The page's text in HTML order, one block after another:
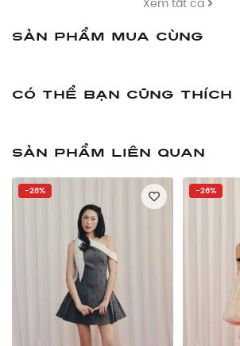
Xem tất cả
Sản phẩm mua cùng
Có thể bạn cũng thích
Sản phẩm liên quan
-26% -26%